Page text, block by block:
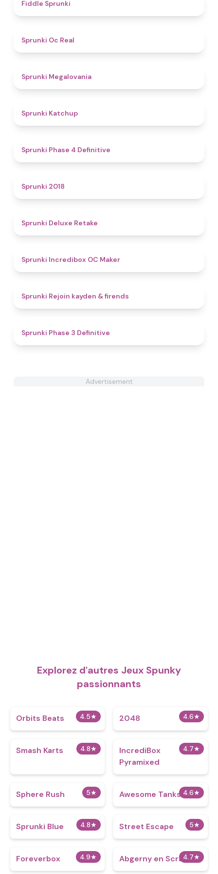
Fiddle Sprunki
Sprunki Oc Real
Sprunki Megalovania
Sprunki Katchup
Sprunki Phase 4 Definitive
Sprunki 2018
Sprunki Deluxe Retake
Sprunki Incredibox OC Maker
Sprunki Rejoin kayden & firends
Sprunki Phase 3 Definitive
Advertisement
Explorez d'autres Jeux Spunky
passionnants
4.5★
Orbits Beats 4.6★
2048
4.8★
Smash Karts 4.7★
IncrediBox
Pyramixed
5★
Sphere Rush 4.6★
Awesome Tanks
4.8★
Sprunki Blue 5★
Street Escape
4.9★
Foreverbox 4.7★
Abgerny en Scratch